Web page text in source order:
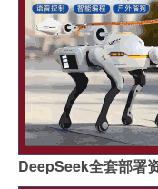
DeepSeek全套部署